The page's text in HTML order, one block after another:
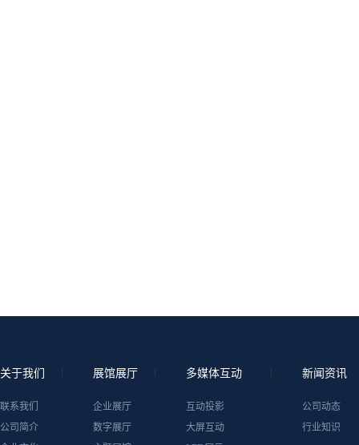
关于我们
联系我们
公司简介
展馆展厅
企业展厅
数字展厅
多媒体互动
互动投影
大屏互动
新闻资讯
公司动态
行业知识